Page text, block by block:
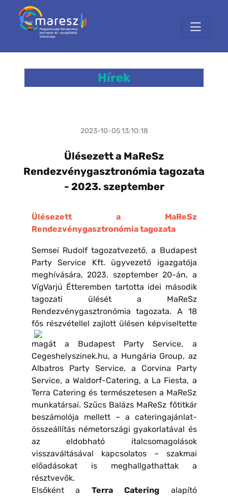
Hírek
2023-10-05 13:10:18
Ülésezett a MaReSz
Rendezvénygasztronómia tagozata
- 2023. szeptember
Ülésezett a MaReSz
Rendezvénygasztronómia tagozata
Semsei Rudolf tagozatvezető, a Budapest
Party Service Kft. ügyvezető igazgatója
meghívására, 2023. szeptember 20-án, a
VígVarjú Étteremben tartotta idei második
tagozati ülését a MaReSz
Rendezvénygasztronómia tagozata. A 18
fős részvétellel zajlott ülésen képviseltette
magát a Budapest Party Service, a
Cegeshelyszinek.hu, a Hungária Group, az
Albatros Party Service, a Corvina Party
Service, a Waldorf-Catering, a La Fiesta, a
Terra Catering és természetesen a MaReSz
munkatársai. Szűcs Balázs MaReSz főtitkár
beszámolója mellett – a cateringajánlat-
összeállítás németországi gyakorlatával és
az eldobható italcsomagolások
visszaváltásával kapcsolatos – szakmai
előadásokat is meghallgathattak a
résztvevők.
Elsőként a Terra Cateringalapító